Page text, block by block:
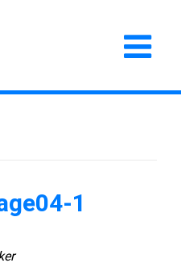
1